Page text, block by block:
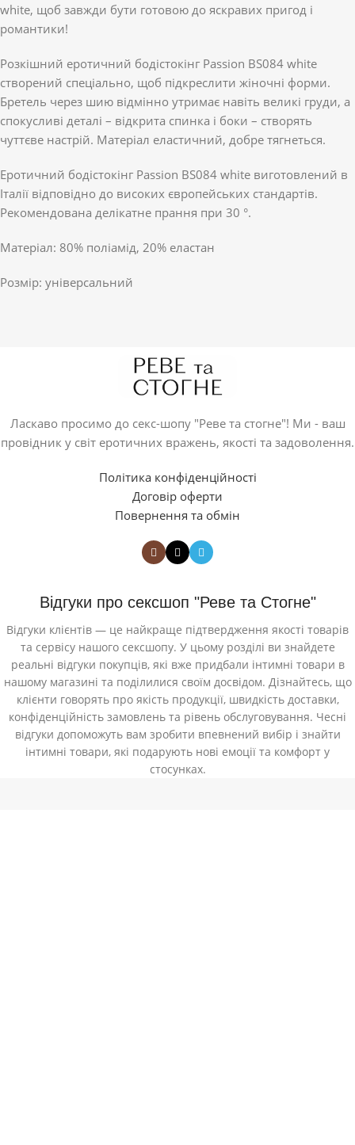
white, щоб завжди бути готовою до яскравих пригод і
романтики!
Розкішний еротичний бодістокінг Passion BS084 white
створений спеціально, щоб підкреслити жіночні форми.
Бретель через шию відмінно утримає навіть великі груди, а
спокусливі деталі – відкрита спинка і боки – створять
чуттєве настрій. Матеріал еластичний, добре тягнеться.
Еротичний бодістокінг Passion BS084 white виготовлений в
Італії відповідно до високих європейських стандартів.
Рекомендована делікатне прання при 30 °.
Матеріал: 80% поліамід, 20% еластан
Розмір: універсальний
Ласкаво просимо до секс-шопу "Реве та стогне"! Ми - ваш
провідник у світ еротичних вражень, якості та задоволення.
Політика конфіденційності
Договір оферти
Повернення та обмін
Відгуки про сексшоп "Реве та Стогне"
Відгуки клієнтів — це найкраще підтвердження якості товарів
та сервісу нашого сексшопу. У цьому розділі ви знайдете
реальні відгуки покупців, які вже придбали інтимні товари в
нашому магазині та поділилися своїм досвідом. Дізнайтесь, що
клієнти говорять про якість продукції, швидкість доставки,
конфіденційність замовлень та рівень обслуговування. Чесні
відгуки допоможуть вам зробити впевнений вибір і знайти
інтимні товари, які подарують нові емоції та комфорт у
стосунках.